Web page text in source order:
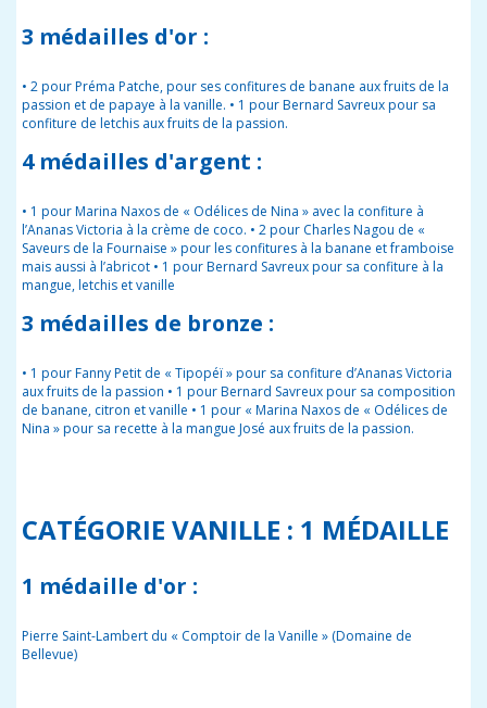
3 médailles d'or :
• 2 pour Préma Patche, pour ses confitures de banane aux fruits de la
passion et de papaye à la vanille. • 1 pour Bernard Savreux pour sa
confiture de letchis aux fruits de la passion.
4 médailles d'argent :
• 1 pour Marina Naxos de « Odélices de Nina » avec la confiture à
l’Ananas Victoria à la crème de coco. • 2 pour Charles Nagou de «
Saveurs de la Fournaise » pour les confitures à la banane et framboise
mais aussi à l’abricot • 1 pour Bernard Savreux pour sa confiture à la
mangue, letchis et vanille
3 médailles de bronze :
• 1 pour Fanny Petit de « Tipopéï » pour sa confiture d’Ananas Victoria
aux fruits de la passion • 1 pour Bernard Savreux pour sa composition
de banane, citron et vanille • 1 pour « Marina Naxos de « Odélices de
Nina » pour sa recette à la mangue José aux fruits de la passion.
CATÉGORIE VANILLE : 1 MÉDAILLE
1 médaille d'or :
Pierre Saint-Lambert du « Comptoir de la Vanille » (Domaine de
Bellevue)